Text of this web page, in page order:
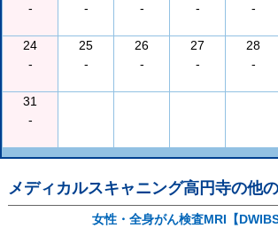
-
-
-
-
-
24
-
25
-
26
-
27
-
28
-
31
-
メディカルスキャニング高円寺の他
女性・全身がん検査MRI【